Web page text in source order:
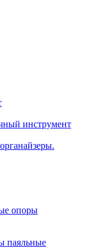
инструмент
опоры
паяльные